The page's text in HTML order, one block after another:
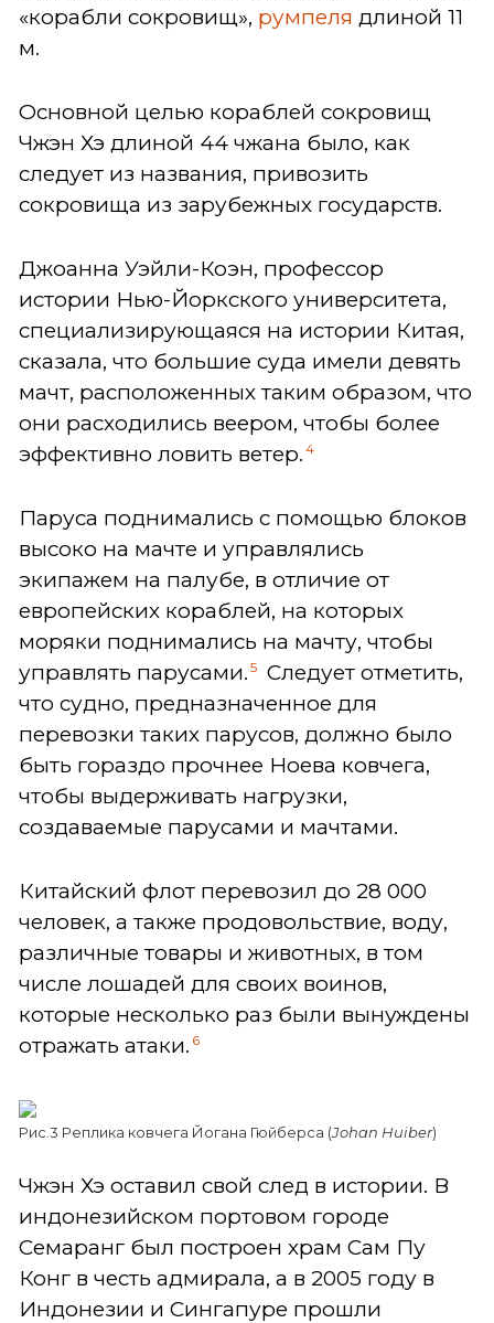
«корабли сокровищ», румпеля длиной 11
м.
Основной целью кораблей сокровищ
Чжэн Хэ длиной 44 чжана было, как
следует из названия, привозить
сокровища из зарубежных государств.
Джоанна Уэйли-Коэн, профессор
истории Нью-Йоркского университета,
специализирующаяся на истории Китая,
сказала, что большие суда имели девять
мачт, расположенных таким образом, что
они расходились веером, чтобы более
эффективно ловить ветер. 4
Паруса поднимались с помощью блоков
высоко на мачте и управлялись
экипажем на палубе, в отличие от
европейских кораблей, на которых
моряки поднимались на мачту, чтобы
управлять парусами. 5 Следует отметить,
что судно, предназначенное для
перевозки таких парусов, должно было
быть гораздо прочнее Ноева ковчега,
чтобы выдерживать нагрузки,
создаваемые парусами и мачтами.
Китайский флот перевозил до 28 000
человек, а также продовольствие, воду,
различные товары и животных, в том
числе лошадей для своих воинов,
которые несколько раз были вынуждены
отражать атаки. 6
Рис.3 Реплика ковчега Йогана Гюйберса (Johan Huiber)
Чжэн Хэ оставил свой след в истории. В
индонезийском портовом городе
Семаранг был построен храм Сам Пу
Конг в честь адмирала, а в 2005 году в
Индонезии и Сингапуре прошли